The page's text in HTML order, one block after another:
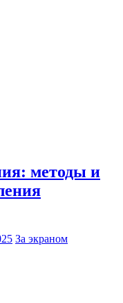
методы и
За экраном